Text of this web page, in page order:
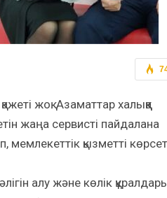
жоқ. Азаматтар халыққа
жаңа сервисті пайдалана
мемлекеттік қызметті
алу және көлік